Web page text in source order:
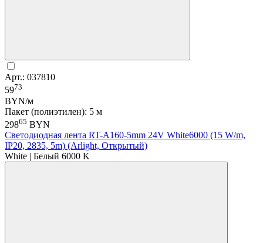
Арт.: 037810
5973
BYN/м
Пакет (полиэтилен): 5 м
29865 BYN
Светодиодная лента RT-A160-5mm 24V White6000 (15 W/m,
IP20, 2835, 5m) (Arlight, Открытый)
White | Белый 6000 K